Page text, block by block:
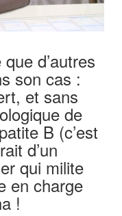
d’autres
son cas :
et sans
de
B (c’est
d’un
qui milite
en charge
!